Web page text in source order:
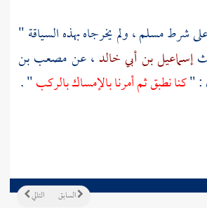
شرطمسلم، ولم يخرجاه بهذه السياقة "
إسماعيل بن أبي خالد، عنمصعب بن
: "كنا نطبق ثم أمرنا بالإمساك بالركب" .
التالي السابق